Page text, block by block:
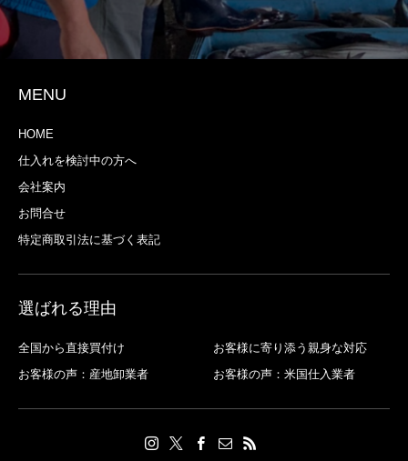
MENU
HOME
仕入れを検討中の方へ
会社案内
お問合せ
特定商取引法に基づく表記
選ばれる理由
全国から直接買付け
お客様に寄り添う親身な対応
お客様の声：産地卸業者
お客様の声：米国仕入業者